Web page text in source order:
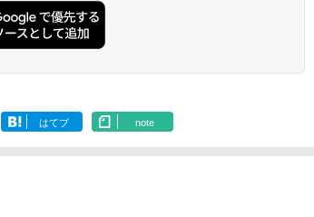
はてブ note